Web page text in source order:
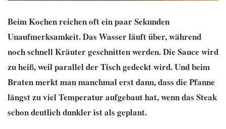
Beim Kochen reichen oft ein paar Sekunden
Unaufmerksamkeit. Das Wasser läuft über, während
noch schnell Kräuter geschnitten werden. Die Sauce wird
zu heiß, weil parallel der Tisch gedeckt wird. Und beim
Braten merkt man manchmal erst dann, dass die Pfanne
längst zu viel Temperatur aufgebaut hat, wenn das Steak
schon deutlich dunkler ist als geplant.